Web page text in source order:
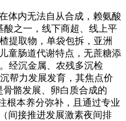
内无法自从合成，赖氨酸
酸之一，线下商超、线上平
提取物，单袋包拆，亚洲
童肠道代谢特点，无蔗糖添
经沉金属、农残多沉检
帮力发展发育，其焦点价
骼发展、卵白质合成的
根本养分弥补，且通过专业
间接推进发展激素夜间排